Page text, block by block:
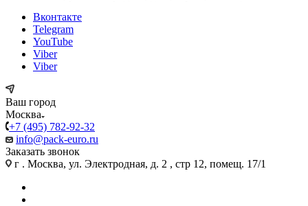
Вконтакте
Telegram
YouTube
Viber
Viber
Ваш город
Москва
+7 (495) 782-92-32
info@pack-euro.ru
Заказать звонок
г . Москва, ул. Электродная, д. 2 , стр 12, помещ. 17/1